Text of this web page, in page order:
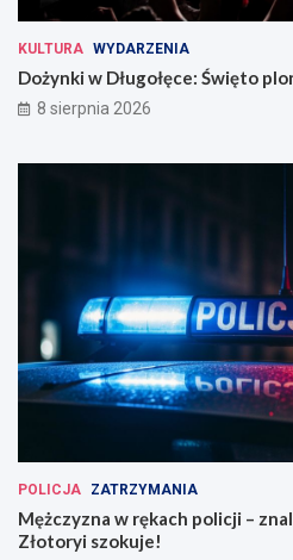
KULTURA WYDARZENIA
Dożynki w Długołęce: Święto
8 sierpnia 2026
POLICJA ZATRZYMANIA
Mężczyzna w rękach policji –
Złotoryi szokuje!